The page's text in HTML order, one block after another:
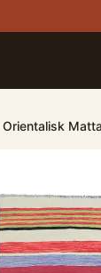
Orientalisk